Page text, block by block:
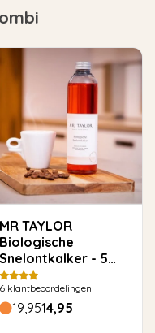
MR TAYLOR
Biologische
Snelontkalker - 5
keer ontkalken
6 klantbeoordelingen
19,9514,95